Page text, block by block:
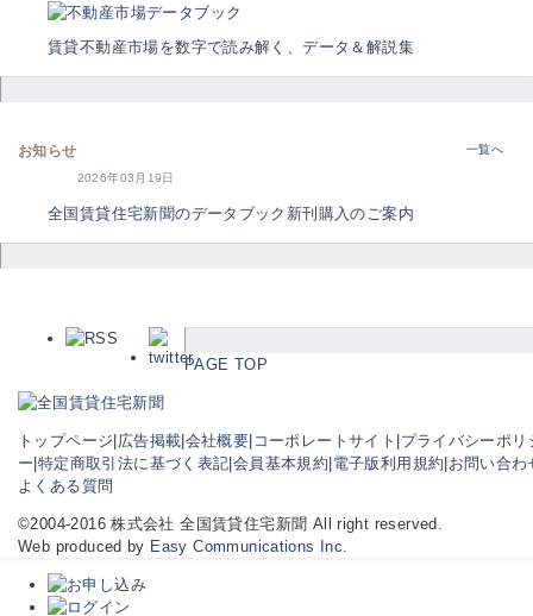
賃貸不動産市場を数字で読み解く、データ＆解説集
お知らせ 一覧へ
2026年03月19日
全国賃貸住宅新聞のデータブック新刊購入のご案内
PAGE TOP
トップページ|広告掲載|会社概要| コーポレートサイト |プライバシーポリ
ー|特定商取引法に基づく表記|会員基本規約|電子版利用規約|お問い合わ
よくある質問
©2004-2016 株式会社 全国賃貸住宅新聞 All right reserved.
Web produced by Easy Communications Inc.